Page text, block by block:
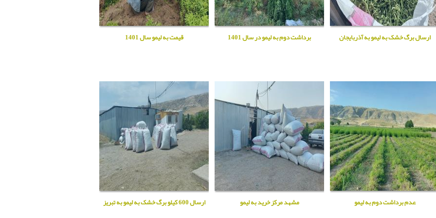
ارسال برگ خشک به لیمو به آذربایجان برداشت دوم به لیمو در سال 1401 قیمت به لیمو سال 1401
عدم برداشت دوم به لیمو مشهد مرکز خرید به لیمو ارسال 600 کیلو برگ خشک به لیمو به تبریز